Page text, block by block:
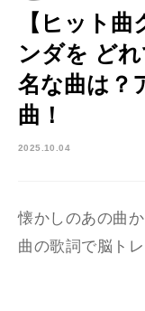
【ヒット
ンダを ど
名な曲は？
曲！
2025.10.04
懐かしのあの曲
曲の歌詞で脳ト